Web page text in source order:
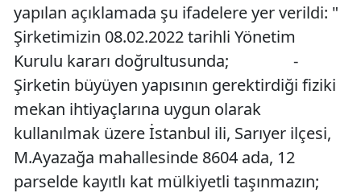
yapılan açıklamada şu ifadelere yer verildi: "
Şirketimizin 08.02.2022 tarihli Yönetim
Kurulu kararı doğrultusunda; -
Şirketin büyüyen yapısının gerektirdiği fiziki
mekan ihtiyaçlarına uygun olarak
kullanılmak üzere İstanbul ili, Sarıyer ilçesi,
M.Ayazağa mahallesinde 8604 ada, 12
parselde kayıtlı kat mülkiyetli taşınmazın;